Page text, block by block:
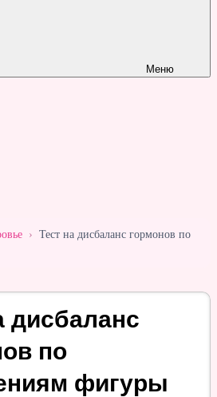
Меню
› Тест на дисбаланс гормонов по
дисбаланс
по
фигуры